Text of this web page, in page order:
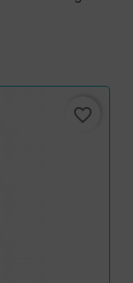
favorite_border